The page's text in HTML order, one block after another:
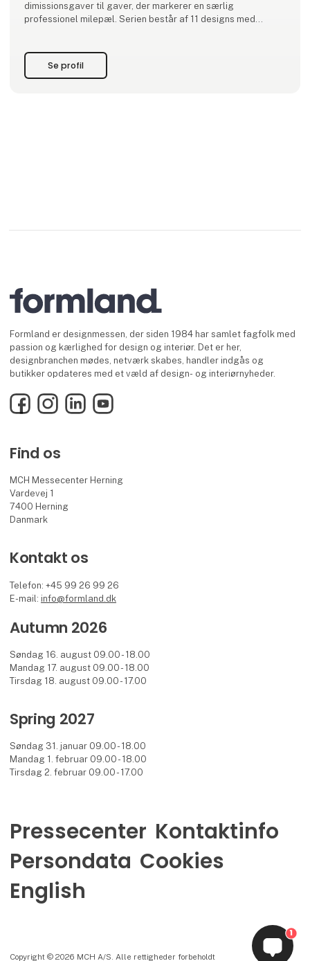
dimissionsgaver til gaver, der markerer en særlig
professionel milepæl. Serien består af 11 designs med
som fx bryllup, dåb og kærlighedsgaver.
Se profil
Formland er designmessen, der siden 1984 har samlet fagfolk med
passion og kærlighed for design og interiør. Det er her,
designbranchen mødes, netværk skabes, handler indgås og
butikker opdateres med et væld af design- og interiørnyheder.
FacebookInstagramLinkedInYouTube
Find os
MCH Messecenter Herning
Vardevej 1
7400 Herning
Danmark
Kontakt os
Telefon: +45 99 26 99 26
E-mail: info@formland.dk
Autumn 2026
Søndag 16. august 09.00 - 18.00
Mandag 17. august 09.00 - 18.00
Tirsdag 18. august 09.00 - 17.00
Spring 2027
Søndag 31. januar 09.00 - 18.00
Mandag 1. februar 09.00 - 18.00
Tirsdag 2. februar 09.00 - 17.00
Pressecenter Kontaktinfo
Persondata Cookies
English
Copyright © 2026 MCH A/S. Alle rettigheder forbeholdt
1